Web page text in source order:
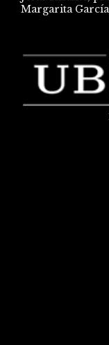
Margarita